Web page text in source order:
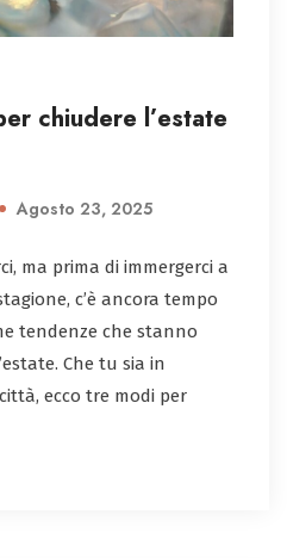
chiudere l’estate
Agosto 23, 2025
ma prima di immergerci a
c’è ancora tempo
tendenze che stanno
Che tu sia in
ecco tre modi per